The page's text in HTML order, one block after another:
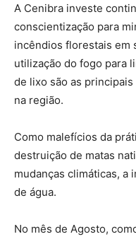
A Cenibra investe
conscientização para
incêndios florestais em
utilização do fogo para
de lixo são as
na região.
Como malefícios da
destruição de matas
mudanças climáticas, a
de água.
No mês de Agosto,